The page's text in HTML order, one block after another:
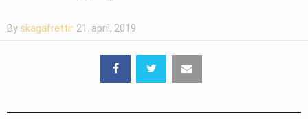
By skagafrettir 21. apríl, 2019